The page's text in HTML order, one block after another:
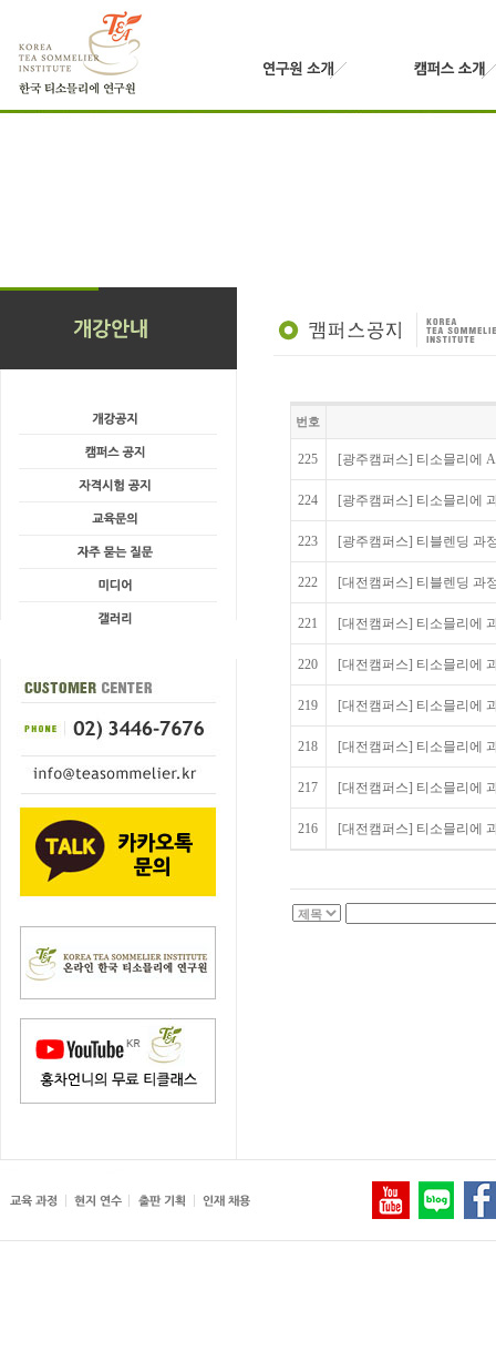
번호
225 [광주캠퍼스] 티소믈리에
224 [광주캠퍼스] 티소믈리에
223 [광주캠퍼스] 티블렌딩 과
222 [대전캠퍼스] 티블렌딩 과
221 [대전캠퍼스] 티소믈리에
220 [대전캠퍼스] 티소믈리에
219 [대전캠퍼스] 티소믈리에
218 [대전캠퍼스] 티소믈리에
217 [대전캠퍼스] 티소믈리에
216 [대전캠퍼스] 티소믈리에